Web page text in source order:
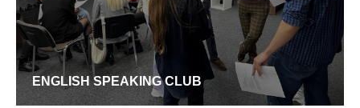
ENGLISH SPEAKING CLUB